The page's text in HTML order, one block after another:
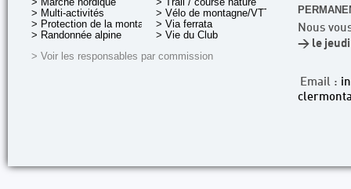
> Multi-activités
> Protection de la montagne
> Randonnée alpine
> Vélo de montagne/VTT
> Via ferrata
> Vie du Club
> Voir les responsables par commission
Nous
> le jeudi
Email :